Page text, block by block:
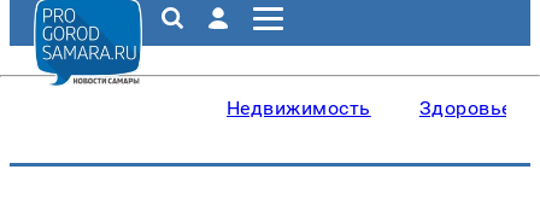
Недвижимость Здоровье